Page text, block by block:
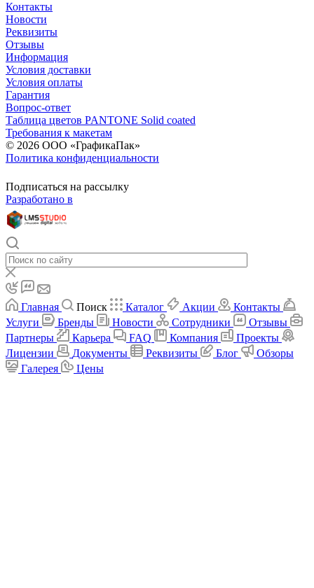
Контакты
Новости
Реквизиты
Отзывы
Информация
Условия доставки
Условия оплаты
Гарантия
Вопрос-ответ
Таблица цветов PANTONE Solid coated
Требования к макетам
© 2026 ООО «ГрафикаПак»
Политика конфиденциальности
Подписаться на рассылку
Разработано в
Главная Поиск Каталог Акции
Контакты
Услуги
Бренды Новости Сотрудники
Отзывы
Партнеры
Карьера FAQ Компания
Проекты
Лицензии
Документы Реквизиты Блог
Обзоры
Галерея
Цены